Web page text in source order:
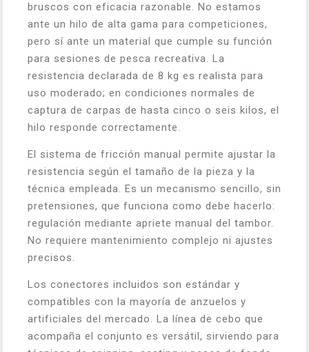
bruscos con eficacia razonable. No estamos
ante un hilo de alta gama para competiciones,
pero sí ante un material que cumple su función
para sesiones de pesca recreativa. La
resistencia declarada de 8 kg es realista para
uso moderado; en condiciones normales de
captura de carpas de hasta cinco o seis kilos, el
hilo responde correctamente.
El sistema de fricción manual permite ajustar la
resistencia según el tamaño de la pieza y la
técnica empleada. Es un mecanismo sencillo, sin
pretensiones, que funciona como debe hacerlo:
regulación mediante apriete manual del tambor.
No requiere mantenimiento complejo ni ajustes
precisos.
Los conectores incluidos son estándar y
compatibles con la mayoría de anzuelos y
artificiales del mercado. La línea de cebo que
acompaña el conjunto es versátil, sirviendo para